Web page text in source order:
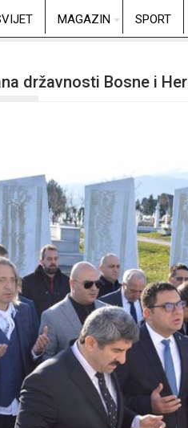
MAGAZIN SPORT
državnosti Bosne i